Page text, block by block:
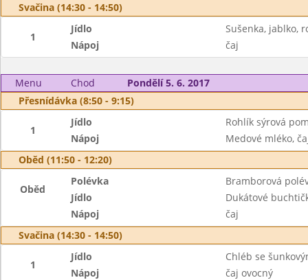
Svačina (14:30 - 14:50)
1
Jídlo
Sušenka, jablko,
Nápoj
čaj
Menu Chod
Pondělí 5. 6. 2017
Přesnídávka (8:50 - 9:15)
1
Jídlo
Rohlík sýrová
Nápoj
Medové mléko,
Oběd (11:50 - 12:20)
Oběd
Polévka
Bramborová
Jídlo
Dukátové
Nápoj
čaj
Svačina (14:30 - 14:50)
1
Jídlo
Chléb se
Nápoj
čaj ovocný